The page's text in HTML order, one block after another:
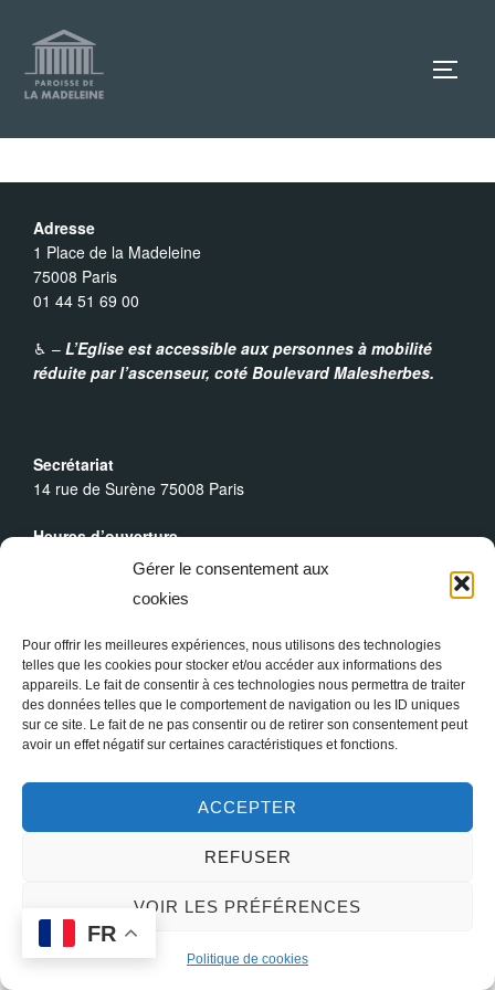
Gérer le consentement aux
cookies
Pour offrir les meilleures expériences, nous utilisons des technologies
telles que les cookies pour stocker et/ou accéder aux informations des
appareils. Le fait de consentir à ces technologies nous permettra de traiter
des données telles que le comportement de navigation ou les ID uniques
sur ce site. Le fait de ne pas consentir ou de retirer son consentement peut
avoir un effet négatif sur certaines caractéristiques et fonctions.
ACCEPTER
REFUSER
VOIR LES PRÉFÉRENCES
Politique de cookies
contenu
Adresse
1 Place de la Madeleine
75008 Paris
01 44 51 69 00
♿︎ – L’Eglise est accessible aux personnes à mobilité
réduite par l’ascenseur, coté Boulevard Malesherbes.
Secrétariat
14 rue de Surène 75008 Paris
Heures d’ouverture
Du lundi au dimanche : 9h30 - 19h00
Messes Dominicales
Dimanche, messe à10h30et18h
Copyright © 2026 Sainte Marie-Madeleine à Paris
FR